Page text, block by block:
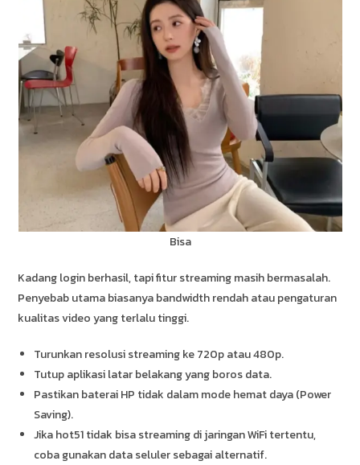
Bisa
Kadang login berhasil, tapi fitur streaming masih bermasalah.
Penyebab utama biasanya bandwidth rendah atau pengaturan
kualitas video yang terlalu tinggi.
Turunkan resolusi streaming ke 720p atau 480p.
Tutup aplikasi latar belakang yang boros data.
Pastikan baterai HP tidak dalam mode hemat daya (Power
Saving).
Jika hot51 tidak bisa streaming di jaringan WiFi tertentu,
coba gunakan data seluler sebagai alternatif.